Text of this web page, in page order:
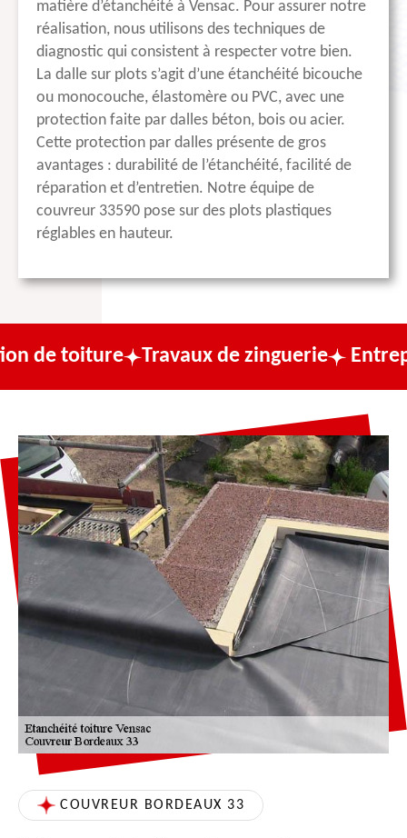
matière d’étanchéité à Vensac. Pour assurer notre
réalisation, nous utilisons des techniques de
diagnostic qui consistent à respecter votre bien.
La dalle sur plots s’agit d’une étanchéité bicouche
ou monocouche, élastomère ou PVC, avec une
protection faite par dalles béton, bois ou acier.
Cette protection par dalles présente de gros
avantages : durabilité de l’étanchéité, facilité de
réparation et d’entretien. Notre équipe de
couvreur 33590 pose sur des plots plastiques
réglables en hauteur.
Travaux de zinguerie Entreprise de
COUVREUR BORDEAUX 33